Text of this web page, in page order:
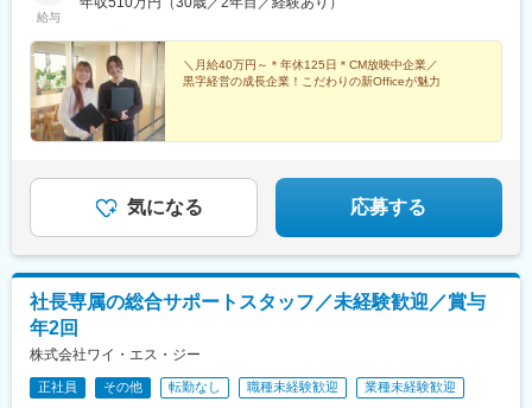
給与
＼月給40万円～＊年休125日＊CM放映中企業／
黒字経営の成長企業！こだわりの新Officeが魅力
気になる 応募する
社長専属の総合サポートスタッフ／未経験歓迎／賞与
年2回
株式会社ワイ・エス・ジー
正社員 その他 転勤なし 職種未経験歓迎 業種未経験歓迎